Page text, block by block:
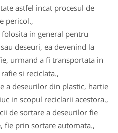
astfel incat procesul de
pericol.,
folosita in general pentru
deseuri, ea devenind la
urmand a fi transportata in
si reciclata.,
a deseurilor din plastic, hartie
in scopul reciclarii acestora.,
de sortare a deseurilor fie
fie prin sortare automata.,